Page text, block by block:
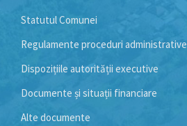
Statutul Comunei
Regulamente proceduri administrative
Dispozițiile autorității executive
Documente și situații financiare
Alte documente